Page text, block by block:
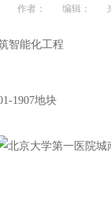
作者： 编辑：
智能化工程
1907地块